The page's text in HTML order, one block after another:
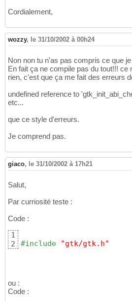
Cordialement,
wozzy, le 31/10/2002 à 00h24
Non non tu n'as pas compris ce que
En fait ça ne compile pas du tout!!! ce
rien, c'est que ça me fait des erreurs
undefined reference to
etc...
que ce style d'erreurs.
Je comprend pas.
giaco, le 31/10/2002 à 17h21
Salut,
Par curriosité teste :
Code :
1
2
#include "gtk/gtk.h"
ou :
Code :